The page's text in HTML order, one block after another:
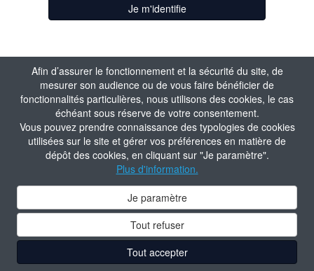
Afin d’assurer le fonctionnement et la sécurité du site, de
mesurer son audience ou de vous faire bénéficier de
fonctionnalités particulières, nous utilisons des cookies, le cas
échéant sous réserve de votre consentement.
Vous pouvez prendre connaissance des typologies de cookies
utilisées sur le site et gérer vos préférences en matière de
dépôt des cookies, en cliquant sur "Je paramètre".
Plus d'information.
Je paramètre
Tout refuser
Tout accepter
Je m'identifie